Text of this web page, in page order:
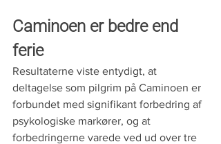
Caminoen er bedre end
ferie
Resultaterne viste entydigt, at
deltagelse som pilgrim på Caminoen er
forbundet med signifikant forbedring af
psykologiske markører, og at
forbedringerne varede ved ud over tre